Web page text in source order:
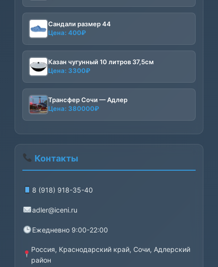
Сандали размер 44
Цена: 400₽
Казан чугунный 10 литров 37,5см
Цена: 3300₽
Трансфер Сочи — Адлер
Цена: 380000₽
Контакты
8 (918) 918-35-40
adler@iceni.ru
Ежедневно 9:00-22:00
Россия, Краснодарский край, Сочи, Адлерский
район